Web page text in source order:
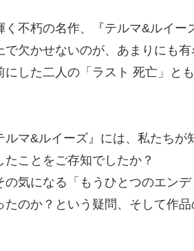
不朽の名作、『テルマ&ルイー
で欠かせないのが、あまりにも
にした二人の「ラスト 死亡」と
ルマ&ルイーズ』には、私たち
たことをご存知でしたか？
の気になる「もうひとつのエン
たのか？という疑問、そして作